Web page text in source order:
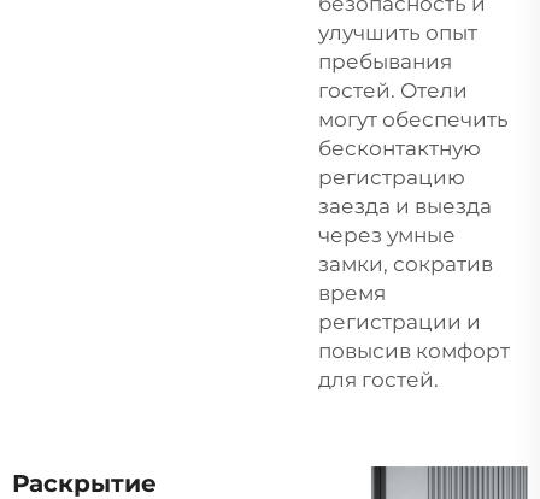
улучшить опыт
пребывания
гостей. Отели
могут обеспечить
бесконтактную
регистрацию
заезда и выезда
через умные
замки, сократив
время
регистрации и
повысив комфорт
для гостей.
Раскрытие